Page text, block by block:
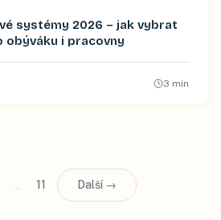
systémy 2026 – jak vybrat
i pracovny
3 min
… 11 Další →